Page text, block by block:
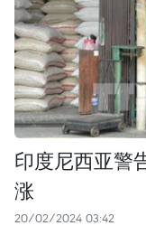
印度尼西亚警
涨
20/02/2024 03:42